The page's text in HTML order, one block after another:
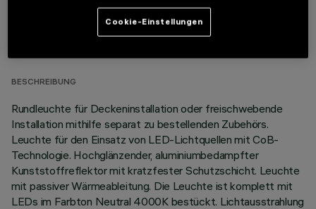
TECHNISCHE DATEN
BESCHREIBUNG
Rundleuchte für Deckeninstallation oder freischwebende
Installation mithilfe separat zu bestellenden Zubehörs.
Leuchte für den Einsatz von LED-Lichtquellen mit CoB-
Technologie. Hochglänzender, aluminiumbedampfter
Kunststoffreflektor mit kratzfester Schutzschicht. Leuchte
mit passiver Wärmeableitung. Die Leuchte ist komplett mit
LEDs im Farbton Neutral 4000K bestückt. Lichtausstrahlung
Cookie-Einstellungen